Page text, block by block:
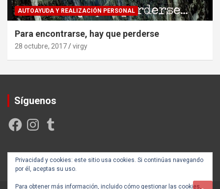
AUTOAYUDA Y REALIZACIÓN PERSONAL
Para encontrarse, hay que perderse
28 octubre, 2017 virgy
Síguenos
FacebookInstagramTumblr
Privacidad y cookies: este sitio usa cookies. Si continúas navegando
por él, aceptas su uso.
Para obtener más información, incluido cómo gestionar las cookies,
Creada y posicionada por Rogama Informática